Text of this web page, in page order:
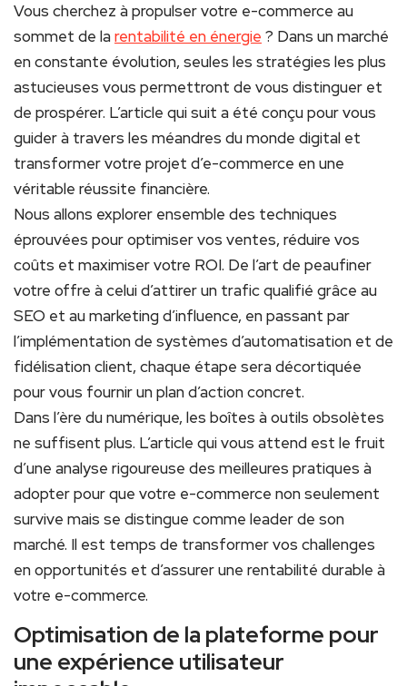
Vous cherchez à propulser votre e-commerce au
sommet de larentabilité en énergie ? Dans un marché
en constante évolution, seules les stratégies les plus
astucieuses vous permettront de vous distinguer et
de prospérer. L’article qui suit a été conçu pour vous
guider à travers les méandres du monde digital et
transformer votre projet d’e-commerce en une
véritable réussite financière.
Nous allons explorer ensemble des techniques
éprouvées pour optimiser vos ventes, réduire vos
coûts et maximiser votre ROI. De l’art de peaufiner
votre offre à celui d’attirer un trafic qualifié grâce au
SEO et au marketing d’influence, en passant par
l’implémentation de systèmes d’automatisation et de
fidélisation client, chaque étape sera décortiquée
pour vous fournir un plan d’action concret.
Dans l’ère du numérique, les boîtes à outils obsolètes
ne suffisent plus. L’article qui vous attend est le fruit
d’une analyse rigoureuse des meilleures pratiques à
adopter pour que votre e-commerce non seulement
survive mais se distingue comme leader de son
marché. Il est temps de transformer vos challenges
en opportunités et d’assurer une rentabilité durable à
votre e-commerce.
Optimisation de la plateforme pour
une expérience utilisateur